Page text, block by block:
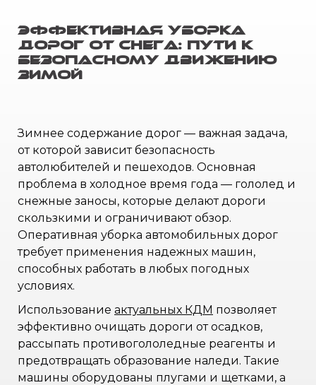
Эффективная уборка
дорог от снега: пути к
безопасному движению
зимой
Зимнее содержание дорог — важная задача,
от которой зависит безопасность
автолюбителей и пешеходов. Основная
проблема в холодное время года — гололед и
снежные заносы, которые делают дороги
скользкими и ограничивают обзор.
Оперативная уборка автомобильных дорог
требует применения надежных машин,
способных работать в любых погодных
условиях.
Использование актуальных КДМ позволяет
эффективно очищать дороги от осадков,
рассыпать противогололедные реагенты и
предотвращать образование наледи. Такие
машины оборудованы плугами и щетками, а